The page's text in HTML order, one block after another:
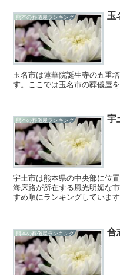
熊本の葬儀屋ランキング 玉
玉名市は蓮華院誕生寺の五重
す。ここでは玉名市の葬儀屋
熊本の葬儀屋ランキング 宇
宇土市は熊本県の中央部に位
海床路が所在する風光明媚な
すめ順にランキングしています
熊本の葬儀屋ランキング 合